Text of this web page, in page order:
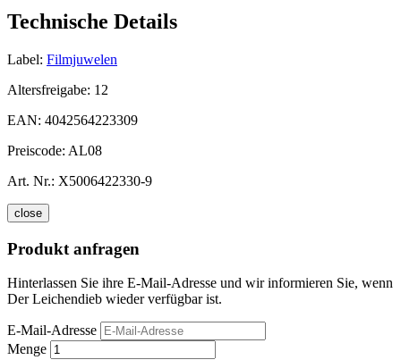
Technische Details
Label: Filmjuwelen
Altersfreigabe: 12
EAN: 4042564223309
Preiscode: AL08
Art. Nr.: X5006422330-9
close
Produkt anfragen
Hinterlassen Sie ihre E-Mail-Adresse und wir informieren Sie, wenn
Der Leichendieb wieder verfügbar ist.
E-Mail-Adresse
Menge